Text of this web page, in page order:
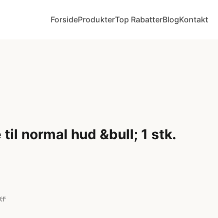
ForsideProdukterTop RabatterBlogKontakt
normal hud &bull; 1 stk.